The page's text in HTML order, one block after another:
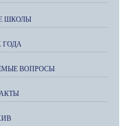
ШКОЛЫ
ГОДА
ВОПРОСЫ